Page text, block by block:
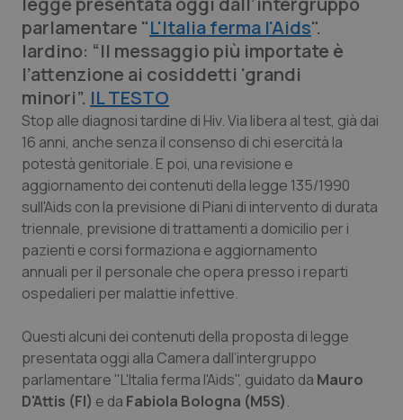
Calabria
Campania
Emilia-Romagna
Friuli Venezia Giulia
Lazio
Liguria
Lombardia
Marche
Molise
Asma & BPCO
Car-T
Colesterolo & coronaropatie
Dermatite Atopica
Diabete & glucometri
Disturbi dell’umore
Dolore
Donna & Salute
Epatiti
parlamentare "L'Italia ferma l'Aids".
Iardino: “ll messaggio più importate è
l’attenzione ai cosiddetti 'grandi
minori”. IL TESTO
Stop alle diagnosi tardine di Hiv. Via libera al test, già dai
16 anni, anche senza il consenso di chi esercità la
potestà genitoriale. E poi, una revisione e
aggiornamento dei contenuti della legge 135/1990
sull'Aids con la previsione di Piani di intervento di durata
triennale, previsione di trattamenti a domicilio per i
pazienti e corsi formaziona e aggiornamento
annuali per il personale che opera presso i reparti
ospedalieri per malattie infettive.
Questi alcuni dei contenuti della proposta di legge
presentata oggi alla Camera dall’intergruppo
parlamentare "L'Italia ferma l'Aids", guidato da Mauro
D'Attis (FI) e da Fabiola Bologna (M5S).